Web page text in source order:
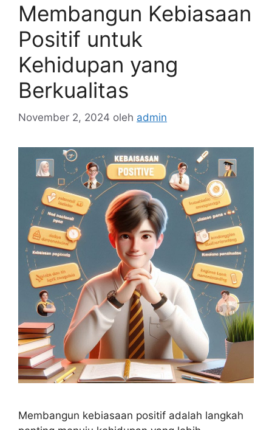
Membangun Kebiasaan
Positif untuk
Kehidupan yang
Berkualitas
November 2, 2024 oleh admin
Membangun kebiasaan positif adalah langkah